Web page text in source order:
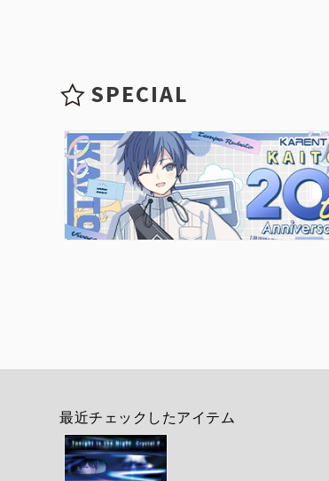
SPECIAL
最近チェックしたアイテム